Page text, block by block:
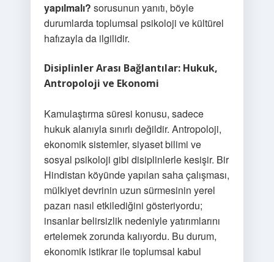
yapılmalı? sorusunun yanıtı, böyle
durumlarda toplumsal psikoloji ve kültürel
hafızayla da ilgilidir.
Disiplinler Arası Bağlantılar: Hukuk,
Antropoloji ve Ekonomi
Kamulaştırma süresi konusu, sadece
hukuk alanıyla sınırlı değildir. Antropoloji,
ekonomik sistemler, siyaset bilimi ve
sosyal psikoloji gibi disiplinlerle kesişir. Bir
Hindistan köyünde yapılan saha çalışması,
mülkiyet devrinin uzun sürmesinin yerel
pazarı nasıl etkilediğini gösteriyordu;
insanlar belirsizlik nedeniyle yatırımlarını
ertelemek zorunda kalıyordu. Bu durum,
ekonomik istikrar ile toplumsal kabul